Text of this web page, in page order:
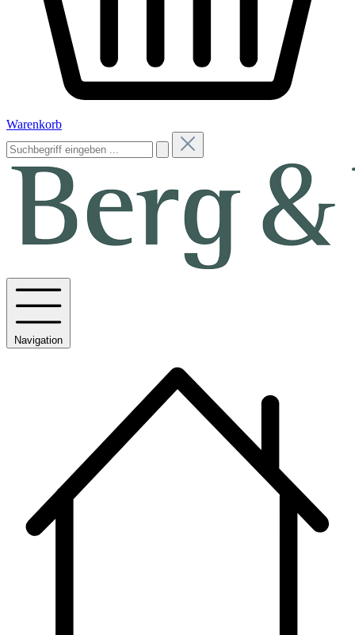
Warenkorb
Navigation